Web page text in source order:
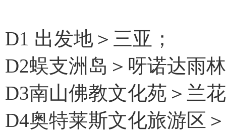
D1 出发地＞三亚；
D2蜈支洲岛＞呀诺达雨
D3南山佛教文化苑＞兰
D4奥特莱斯文化旅游区